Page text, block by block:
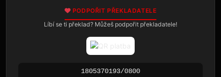
PODPOŘIT PŘEKLADATELE
Líbí se ti překlad? Můžeš podpořit překladatele!
1805370193/0800